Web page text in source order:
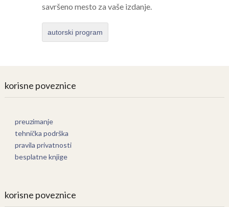
savršeno mesto za vaše izdanje.
autorski program
korisne poveznice
preuzimanje
tehnička podrška
pravila privatnosti
besplatne knjige
korisne poveznice